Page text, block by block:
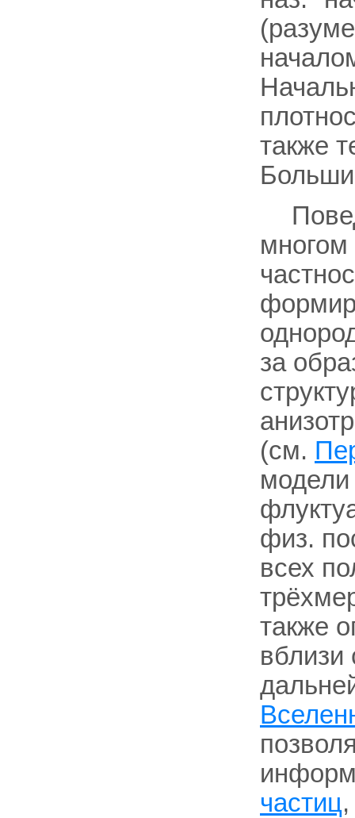
также
многом
за
(см.
физ.
всех
также
вблизи
частиц